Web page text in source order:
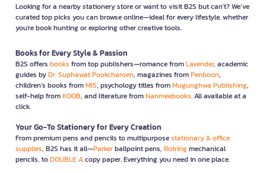
Looking for a nearby stationery store or want to visit B2S but can't? We’ve
curated top picks you can browse online—ideal for every lifestyle, whether
you're book hunting or exploring other creative tools.
Books for Every Style & Passion
B2S offers books from top publishers—romance fromLavender, academic
guides byDr. Suphawat Pookcharoen, magazines fromPenboon,
children’s books fromMIS, psychology titles fromMugunghwa Publishing,
self-help fromKOOB, and literature fromNanmeebooks. All available at a
click.
Your Go-To Stationery for Every Creation
From premium pens and pencils to multipurposestationary & office
supplies, B2S has it all—Parkerballpoint pens, Rotringmechanical
pencils, toDOUBLE Acopy paper. Everything you need in one place.